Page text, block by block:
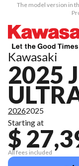
The model version in
Kawasaki
2025
20262025
Starting at
$
All fees included